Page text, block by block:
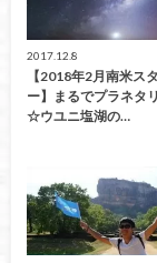
2017.12.8
【2018年2月南米ス
ー】まるでプラネタ
☆ウユニ塩湖の…